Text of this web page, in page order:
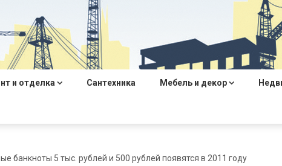
и отделка Сантехника Мебель и декор
банкноты 5 тыс. рублей и 500 рублей появятся в 2011 году